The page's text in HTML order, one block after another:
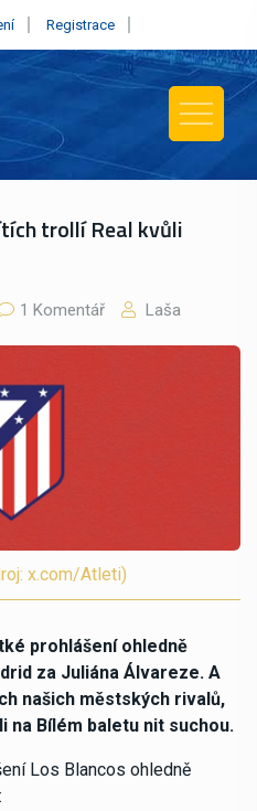
Registrace
trollí Real kvůli
1 Komentář Laša
x.com/Atleti)
prohlášení ohledně
za Juliána Álvareze. A
našich městských rivalů,
na Bílém baletu nit suchou.
Los Blancos ohledně